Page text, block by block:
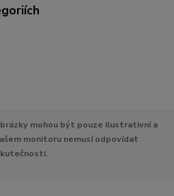
mohou být pouze ilustrativní a
monitoru nemusí odpovídat